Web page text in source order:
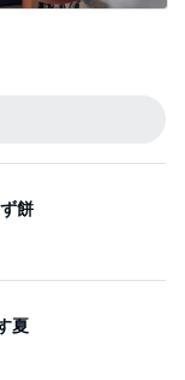
構え
い